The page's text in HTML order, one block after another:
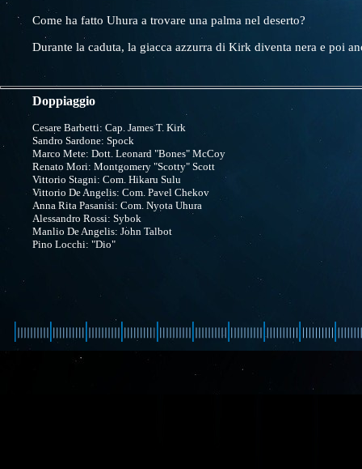
Come ha fatto Uhura a trovare una palma nel deserto?
Durante la caduta, la giacca azzurra di Kirk diventa nera e poi
Doppiaggio
Cesare Barbetti: Cap. James T. Kirk
Sandro Sardone: Spock
Marco Mete: Dott. Leonard "Bones" McCoy
Renato Mori: Montgomery "Scotty" Scott
Vittorio Stagni: Com. Hikaru Sulu
Vittorio De Angelis: Com. Pavel Chekov
Anna Rita Pasanisi: Com. Nyota Uhura
Alessandro Rossi: Sybok
Manlio De Angelis: John Talbot
Pino Locchi: "Dio"